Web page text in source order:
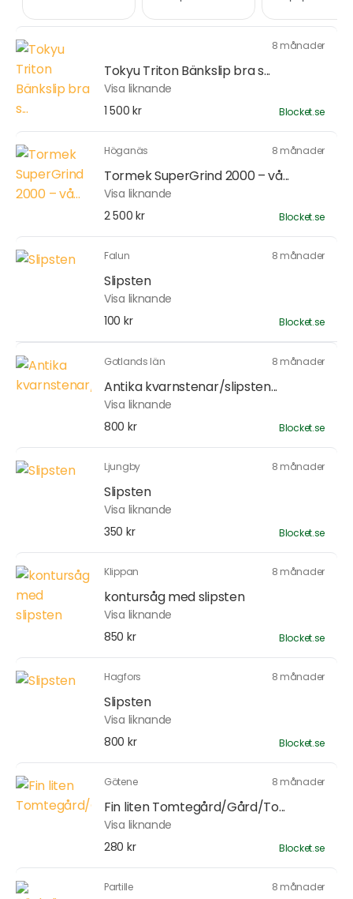
8 månader
Tokyu Triton Bänkslip bra s...
Visa liknande
1 500 kr
Blocket.se
Höganäs 8 månader
Tormek SuperGrind 2000 – vå...
Visa liknande
2 500 kr
Blocket.se
Falun 8 månader
Slipsten
Visa liknande
100 kr
Blocket.se
Gotlands län 8 månader
Antika kvarnstenar/slipsten...
Visa liknande
800 kr
Blocket.se
Ljungby 8 månader
Slipsten
Visa liknande
350 kr
Blocket.se
Klippan 8 månader
kontursåg med slipsten
Visa liknande
850 kr
Blocket.se
Hagfors 8 månader
Slipsten
Visa liknande
800 kr
Blocket.se
Götene 8 månader
Fin liten Tomtegård/Gård/To...
Visa liknande
280 kr
Blocket.se
Partille 8 månader